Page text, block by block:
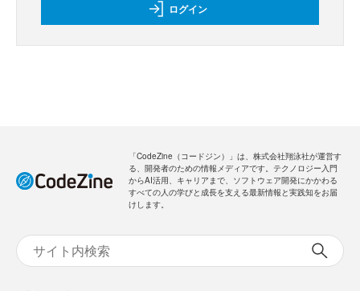
ログイン
「CodeZine（コードジン）」は、株式会社翔泳社が運営す
る、開発者のための情報メディアです。テクノロジー入門
からAI活用、キャリアまで、ソフトウェア開発にかかわる
すべての人の学びと成長を支える最新情報と実践知をお届
けします。